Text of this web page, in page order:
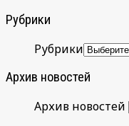
Рубрики
Рубрики
Архив новостей
Архив новостей